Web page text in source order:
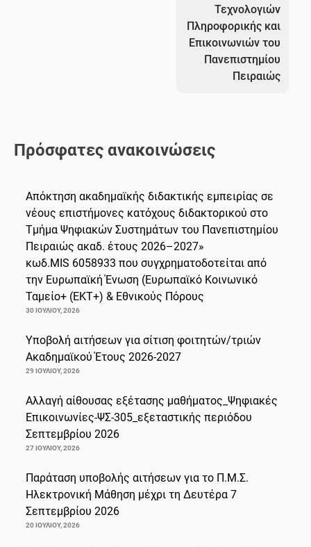
Τεχνολογιών
Πληροφορικής και
Επικοινωνιών του
Πανεπιστημίου
Πειραιώς
Πρόσφατες ανακοινώσεις
Απόκτηση ακαδημαϊκής διδακτικής εμπειρίας σε
νέους επιστήμονες κατόχους διδακτορικού στο
Τμήμα Ψηφιακών Συστημάτων του Πανεπιστημίου
Πειραιώς ακαδ. έτους 2026–2027»
κωδ.MIS 6058933 που συγχρηματοδοτείται από
την Ευρωπαϊκή Ένωση (Ευρωπαϊκό Κοινωνικό
Ταμείο+ (ΕΚΤ+) & Εθνικούς Πόρους
30 ΙΟΥΛΊΟΥ, 2026
Υποβολή αιτήσεων για σίτιση φοιτητών/τριών
Ακαδημαϊκού Έτους 2026-2027
29 ΙΟΥΛΊΟΥ, 2026
Αλλαγή αίθουσας εξέτασης μαθήματος_Ψηφιακές
Επικοινωνίες-ΨΣ-305_εξεταστικής περιόδου
Σεπτεμβρίου 2026
27 ΙΟΥΛΊΟΥ, 2026
Παράταση υποβολής αιτήσεων για το Π.Μ.Σ.
Ηλεκτρονική Μάθηση μέχρι τη Δευτέρα 7
Σεπτεμβρίου 2026
20 ΙΟΥΛΊΟΥ, 2026